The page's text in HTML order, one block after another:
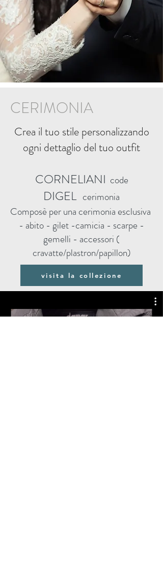
CERIMONIA
Crea il tuo stile personalizzando
ogni dettaglio del tuo outfit
CORNELIANI code
DIGELcerimonia
Composè per una cerimonia esclusiva
- abito - gilet -camicia - scarpe -
gemelli - accessori (
cravatte/plastron/papillon)
visita la collezione